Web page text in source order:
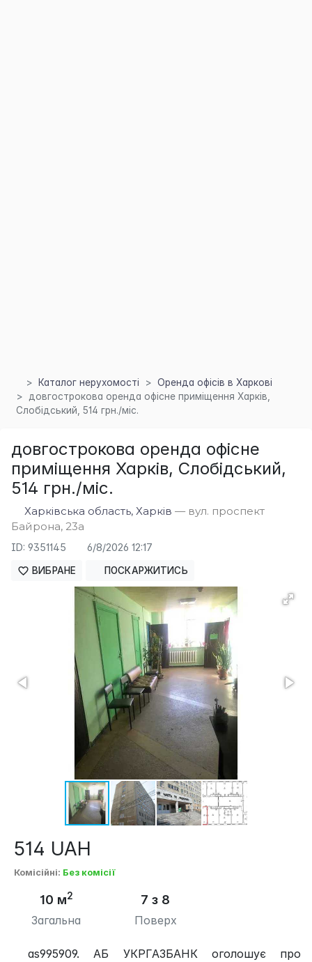
Каталог нерухомості
Оренда офісів в Харкові
довгострокова оренда офісне приміщення Харків,
Слобідський, 514 грн./міс.
довгострокова оренда офісне
приміщення Харків, Слобідський,
514 грн./міс.
Харківська область, Харків — вул. проспект
Байрона, 23а
ID: 9351145 6/8/2026 12:17
ВИБРАНЕ ПОСКАРЖИТИСЬ
514 UAH
Комісійні: Без комісії
10 м2
Загальна
7 з 8
Поверх
as995909. АБ УКРГАЗБАНК оголошує про